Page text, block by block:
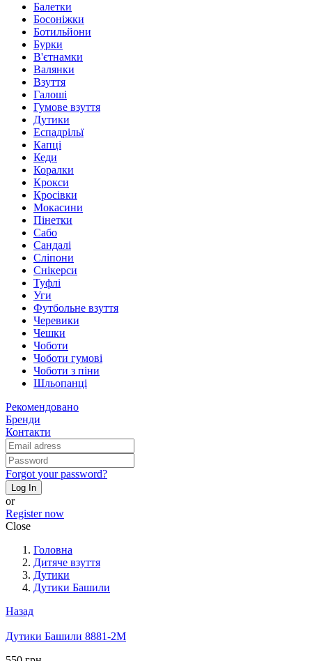
Балетки
Босоніжки
Ботильйони
Бурки
В'єтнамки
Валянки
Взуття
Галоші
Гумове взуття
Дутики
Еспадрільї
Капці
Кеди
Коралки
Крокси
Кросівки
Мокасини
Пінетки
Сабо
Сандалі
Сліпони
Снікерси
Туфлі
Уги
Футбольне взуття
Черевики
Чешки
Чоботи
Чоботи гумові
Чоботи з піни
Шльопанці
Рекомендовано
Бренди
Контакти
Forgot your password?
Log In
or
Register now
Close
Головна
Дитяче взуття
Дутики
Дутики Башили
Назад
Дутики Башили 8881-2M